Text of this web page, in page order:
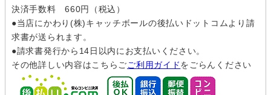
決済手数料 660円（税込）
●当店にかわり(株)キャッチボールの後払いドットコムより請
求書が送られます。
●請求書発行から14日以内にお支払いください。
その他詳しい内容はこちらごご利用ガイドをごらんください